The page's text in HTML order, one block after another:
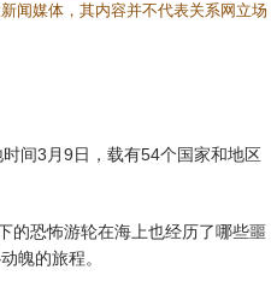
闻媒体，其内容并不代表关系网立场
间3月9日，载有54个国家和地区
的恐怖游轮在海上也经历了哪些噩
魄的旅程。